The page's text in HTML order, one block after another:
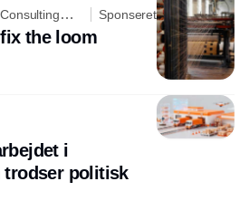
Sponseret
the loom
i
politisk